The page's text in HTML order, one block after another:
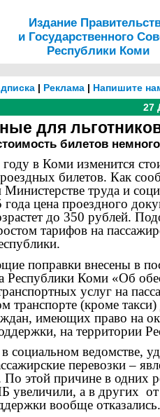
Издание
и Государственного
Республики Коми
| Реклама | Напишите
27
для
билетов
в Коми изменится
билетов. Как
Министерстве труда и
года цена проездного
до 350 рублей.
тарифов на
поправки внесены в
Республики Коми «Об
услуг на
транспорте (кроме
имеющих право на
на территории
социальном ведомстве,
перевозки –
По этой причине в одних
увеличили, а в других
вообще отказались.